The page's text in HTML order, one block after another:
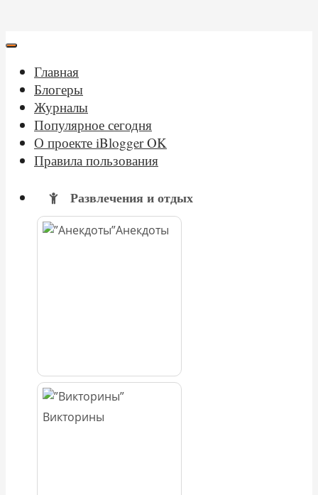
Главная
Блогеры
Журналы
Популярное сегодня
О проекте iBlogger OK
Правила пользования
Развлечения и отдых
Анекдоты
Викторины